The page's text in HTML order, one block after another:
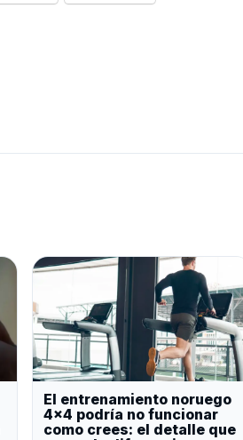
El entrenamiento noruego
4×4 podría no funcionar
como crees: el detalle que